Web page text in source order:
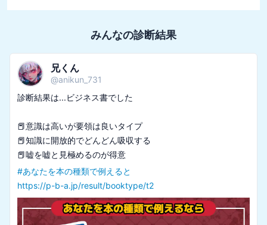
みんなの診断結果
兄くん
@anikun_731
診断結果は...ビジネス書でした
📕意識は高いが要領は良いタイプ
📕知識に開放的でどんどん吸収する
📕嘘を嘘と見極めるのが得意
#あなたを本の種類で例えると
https://p-b-a.jp/result/booktype/t2